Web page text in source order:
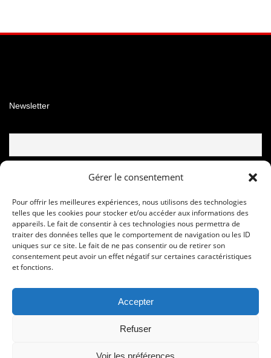
Gérer le consentement
Pour offrir les meilleures expériences, nous utilisons des technologies
telles que les cookies pour stocker et/ou accéder aux informations des
appareils. Le fait de consentir à ces technologies nous permettra de
traiter des données telles que le comportement de navigation ou les ID
uniques sur ce site. Le fait de ne pas consentir ou de retirer son
consentement peut avoir un effet négatif sur certaines caractéristiques
et fonctions.
Accepter
Refuser
Voir les préférences
Newsletter
© Copyright © 2020 - 2024 Les foulees de la soie
95350 Saint Brice Sous Forêt – FRANCE -COOKIE POLICY